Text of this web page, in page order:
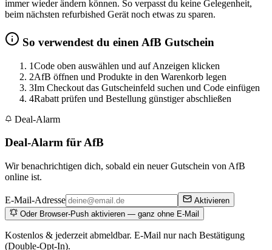
immer wieder ändern können. So verpasst du keine Gelegenheit,
beim nächsten refurbished Gerät noch etwas zu sparen.
So verwendest du einen AfB Gutschein
1Code oben auswählen und auf Anzeigen klicken
2AfB öffnen und Produkte in den Warenkorb legen
3Im Checkout das Gutscheinfeld suchen und Code einfügen
4Rabatt prüfen und Bestellung günstiger abschließen
Deal-Alarm
Deal-Alarm für AfB
Wir benachrichtigen dich, sobald ein neuer Gutschein von AfB
online ist.
E-Mail-Adresse
Aktivieren
Oder Browser-Push aktivieren — ganz ohne E-Mail
Kostenlos & jederzeit abmeldbar. E-Mail nur nach Bestätigung
(Double-Opt-In).